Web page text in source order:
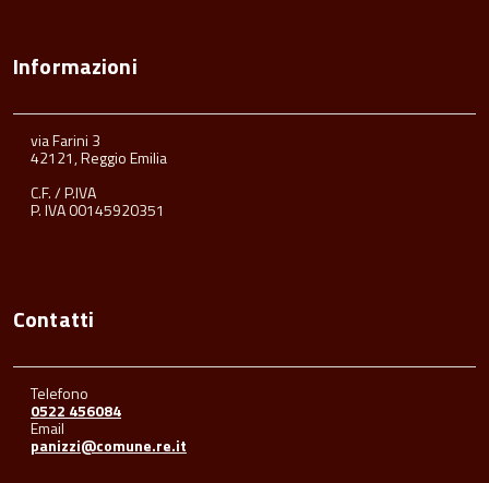
Informazioni
via Farini 3
42121, Reggio Emilia
C.F. / P.IVA
P. IVA 00145920351
Contatti
Telefono
0522 456084
Email
panizzi@comune.re.it